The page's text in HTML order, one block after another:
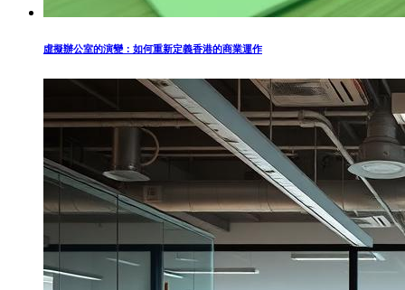
虛擬辦公室的演變：如何重新定義香港的商業運作